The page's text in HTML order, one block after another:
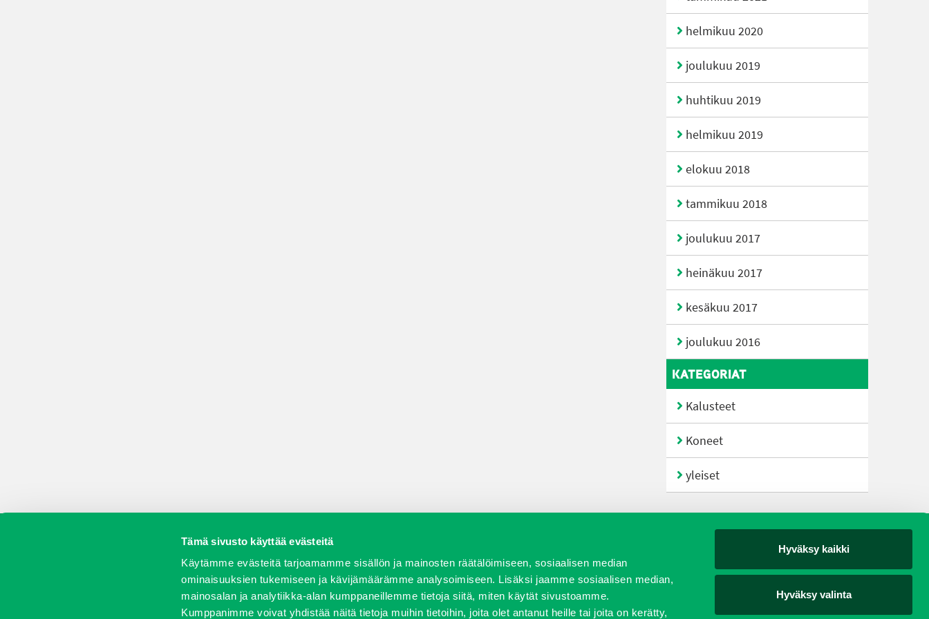
Tämä sivusto käyttää evästeitä
Käytämme evästeitä tarjoamamme sisällön ja mainosten räätälöimiseen, sosiaalisen median
ominaisuuksien tukemiseen ja kävijämäärämme analysoimiseen. Lisäksi jaamme sosiaalisen median,
mainosalan ja analytiikka-alan kumppaneillemme tietoja siitä, miten käytät sivustoamme.
Kumppanimme voivat yhdistää näitä tietoja muihin tietoihin, joita olet antanut heille tai joita on kerätty,
Hyväksy kaikki
Hyväksy valinta
helmikuu 2020
joulukuu 2019
huhtikuu 2019
helmikuu 2019
elokuu 2018
tammikuu 2018
joulukuu 2017
heinäkuu 2017
kesäkuu 2017
joulukuu 2016
KATEGORIAT
Kalusteet
Koneet
yleiset
Vaihtokoneet Kalusteet Huolto ja varaosat Verkkokauppa JT Vuokrakone Jälleenmyyjät